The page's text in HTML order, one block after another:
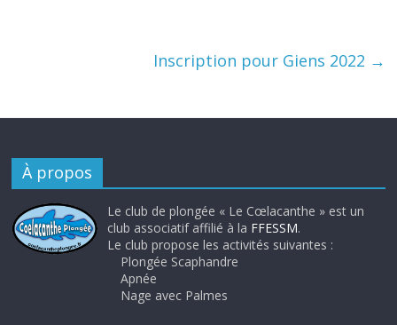
Inscription pour Giens 2022 →
À propos
Le club de plongée « Le Cœlacanthe » est un
club associatif affilié à la FFESSM.
Le club propose les activités suivantes :
Plongée Scaphandre
Apnée
Nage avec Palmes